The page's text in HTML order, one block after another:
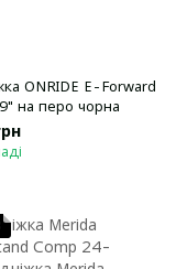
ONRIDE E-Forward
на перо чорна